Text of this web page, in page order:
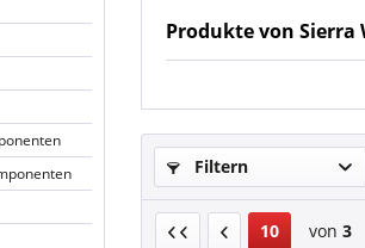
Produkte von Sierra
Filtern
10 von 3